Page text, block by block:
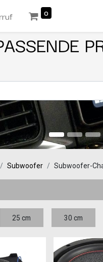
0
Subwoofer Subwoofer-
25 cm 30 cm